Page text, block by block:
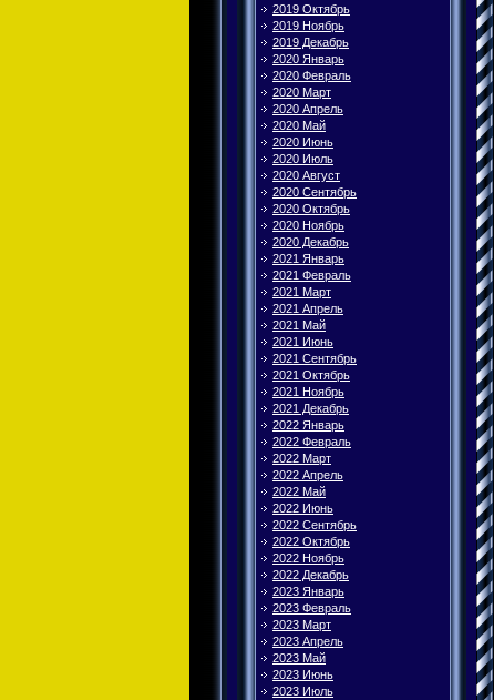
2019 Октябрь
2019 Ноябрь
2019 Декабрь
2020 Январь
2020 Февраль
2020 Март
2020 Апрель
2020 Май
2020 Июнь
2020 Июль
2020 Август
2020 Сентябрь
2020 Октябрь
2020 Ноябрь
2020 Декабрь
2021 Январь
2021 Февраль
2021 Март
2021 Апрель
2021 Май
2021 Июнь
2021 Сентябрь
2021 Октябрь
2021 Ноябрь
2021 Декабрь
2022 Январь
2022 Февраль
2022 Март
2022 Апрель
2022 Май
2022 Июнь
2022 Сентябрь
2022 Октябрь
2022 Ноябрь
2022 Декабрь
2023 Январь
2023 Февраль
2023 Март
2023 Апрель
2023 Май
2023 Июнь
2023 Июль